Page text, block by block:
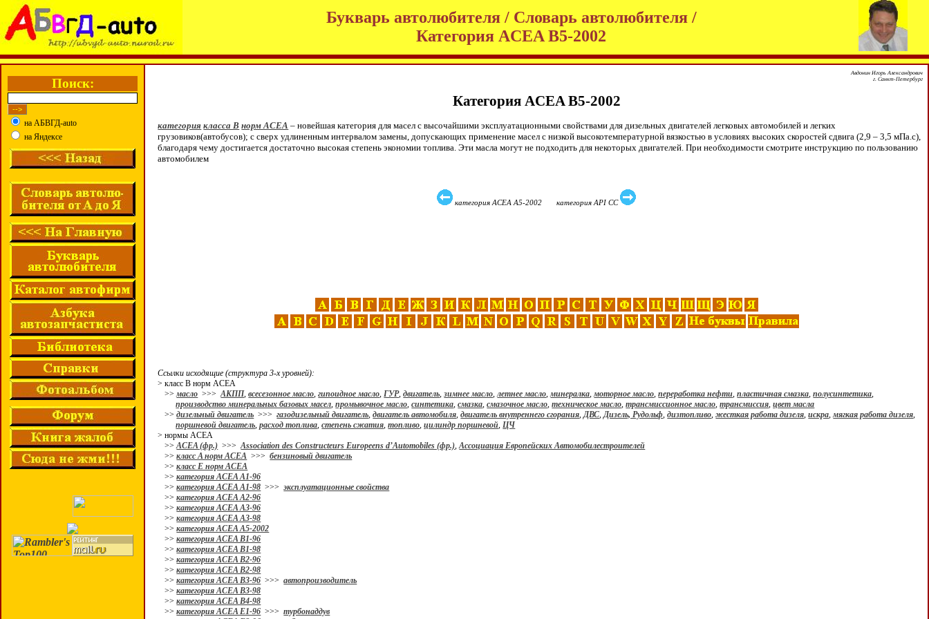
Букварь автолюбителя / Словарь автолюбителя /
Категория ACEA В5-2002
Поиск:
на АБВГД-auto
на Яндексе
Авдонин Игорь Александрович
г. Санкт-Петербург
Категория ACEA В5-2002
категория класса B норм ACEA – новейшая категория для масел с высочайшими эксплуатационными свойствами для дизельных двигателей легковых автомобилей и легких
грузовиков(автобусов); с сверх удлиненным интервалом замены, допускающих применение масел с низкой высокотемпературной вязкостью в условиях высоких скоростей сдвига (2,9 – 3,5 мПа.с),
благодаря чему достигается достаточно высокая степень экономии топлива. Эти масла могут не подходить для некоторых двигателей. При необходимости смотрите инструкцию по пользованию
автомобилем
категория ACEA А5-2002 категория API CC
Ссылки исходящие (структура 3-х уровней):
> класс B норм ACEA
>>масло >>>АКПП,всесезонное масло,гипоидное масло,ГУР,двигатель,зимнее масло,летнее масло,минералка,моторное масло,переработка нефти,пластичная смазка,полусинтетика,
производство минеральных базовых масел,промывочное масло,синтетика,смазка,смазочное масло,техническое масло,трансмиссионное масло,трансмиссия,цвет масла
>>дизельный двигатель >>>газодизельный двигатель,двигатель автомобиля,двигатель внутреннего сгорания,ДВС,Дизель, Рудольф,дизтопливо,жесткая работа дизеля,искра,мягкая работа дизеля,
поршневой двигатель,расход топлива,степень сжатия,топливо,цилиндр поршневой,ЦЧ
> нормы ACEA
>>ACEA (фр.) >>>Association des Constructeurs Europeens d’Automobiles (фр.),Ассоциация Европейских Автомобилестроителей
>>класс A норм ACEA >>>бензиновый двигатель
>>класс E норм ACEA
>>категория ACEA A1-96
>>категория ACEA A1-98 >>>эксплуатационные свойства
>>категория ACEA A2-96
>>категория ACEA A3-96
>>категория ACEA A3-98
>>категория ACEA А5-2002
>>категория ACEA B1-96
>>категория ACEA B1-98
>>категория ACEA B2-96
>>категория ACEA B2-98
>>категория ACEA B3-96 >>>автопроизводитель
>>категория ACEA B3-98
>>категория ACEA B4-98
>>категория ACEA E1-96 >>>турбонаддув